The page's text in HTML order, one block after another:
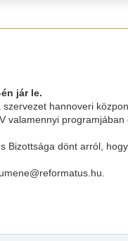
jár le.
hannoveri
valamennyi programjában
Bizottsága dönt arról,